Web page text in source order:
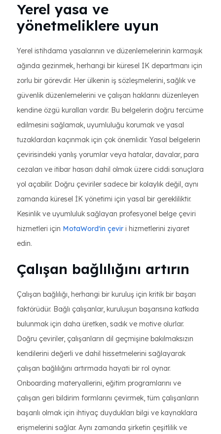
Yerel yasa ve
yönetmeliklere uyun
Yerel istihdama yasalarının ve düzenlemelerinin karmaşık
ağında gezinmek, herhangi bir küresel İK departmanı için
zorlu bir görevdir. Her ülkenin iş sözleşmelerini, sağlık ve
güvenlik düzenlemelerini ve çalışan haklarını düzenleyen
kendine özgü kuralları vardır. Bu belgelerin doğru tercüme
edilmesini sağlamak, uyumluluğu korumak ve yasal
tuzaklardan kaçınmak için çok önemlidir. Yasal belgelerin
çevirisindeki yanlış yorumlar veya hatalar, davalar, para
cezaları ve itibar hasarı dahil olmak üzere ciddi sonuçlara
yol açabilir. Doğru çeviriler sadece bir kolaylık değil, aynı
zamanda küresel İK yönetimi için yasal bir gerekliliktir.
Kesinlik ve uyumluluk sağlayan profesyonel belge çeviri
hizmetleri için MotaWord'in çevir i hizmetlerini ziyaret
edin.
Çalışan bağlılığını artırın
Çalışan bağlılığı, herhangi bir kuruluş için kritik bir başarı
faktörüdür. Bağlı çalışanlar, kuruluşun başarısına katkıda
bulunmak için daha üretken, sadık ve motive olurlar.
Doğru çeviriler, çalışanların dil geçmişine bakılmaksızın
kendilerini değerli ve dahil hissetmelerini sağlayarak
çalışan bağlılığını artırmada hayati bir rol oynar.
Onboarding materyallerini, eğitim programlarını ve
çalışan geri bildirim formlarını çevirmek, tüm çalışanların
başarılı olmak için ihtiyaç duydukları bilgi ve kaynaklara
erişmelerini sağlar. Aynı zamanda şirketin çeşitlilik ve